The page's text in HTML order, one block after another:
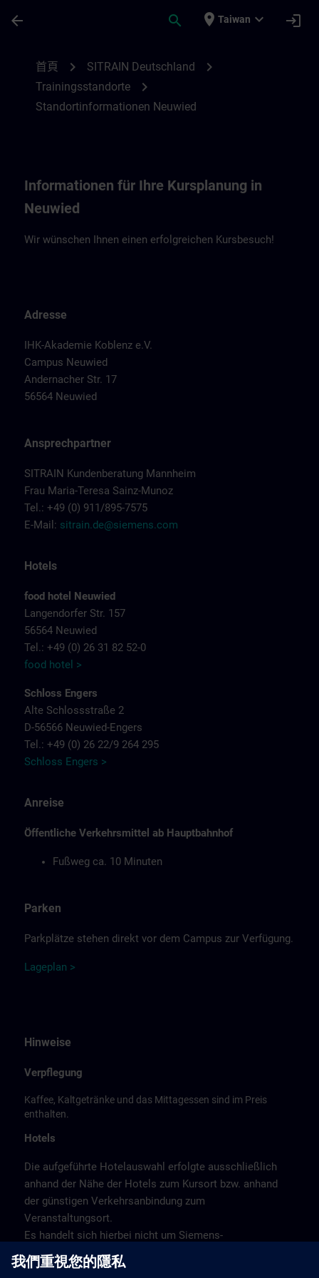
arrow_back search place Taiwan expand_more login
首頁 chevron_right SITRAIN Deutschland chevron_right
Trainingsstandorte chevron_right
Standortinformationen Neuwied
Informationen für Ihre Kursplanung in
Neuwied
Wir wünschen Ihnen einen erfolgreichen Kursbesuch!
Adresse
IHK-Akademie Koblenz e.V.
Campus Neuwied
Andernacher Str. 17
56564 Neuwied
Ansprechpartner
SITRAIN Kundenberatung Mannheim
Frau Maria-Teresa Sainz-Munoz
Tel.: +49 (0) 911/895-7575
E-Mail: sitrain.de@siemens.com
Hotels
food hotel Neuwied
Langendorfer Str. 157
56564 Neuwied
Tel.: +49 (0) 26 31 82 52-0
food hotel >
Schloss Engers
Alte Schlossstraße 2
D-56566 Neuwied-Engers
Tel.: +49 (0) 26 22/9 264 295
Schloss Engers >
Anreise
Öffentliche Verkehrsmittel ab Hauptbahnhof
Fußweg ca. 10 Minuten
Parken
Parkplätze stehen direkt vor dem Campus zur Verfügung.
Lageplan >
Hinweise
Verpflegung
Kaffee, Kaltgetränke und das Mittagessen sind im Preis
enthalten.
Hotels
Die aufgeführte Hotelauswahl erfolgte ausschließlich
anhand der Nähe der Hotels zum Kursort bzw. anhand
der günstigen Verkehrsanbindung zum
Veranstaltungsort.
Es handelt sich hierbei nicht um Siemens-
Vertragshotels, daher können wir für die Qualität der
Hotels keine Gewähr übernehmen.